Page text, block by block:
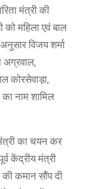
मंत्री की
महिला एवं बाल
विजय शर्मा
अग्रवाल,
कोरसेवाड़ा,
नाम शामिल
का चयन कर
केंद्रीय मंत्री
कमान सौंप दी